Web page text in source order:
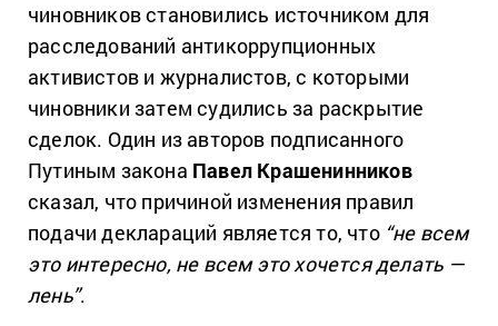
чиновников становились источником для
расследований антикоррупционных
активистов и журналистов, с которыми
чиновники затем судились за раскрытие
сделок. Один из авторов подписанного
Путиным закона Павел Крашенинников
сказал, что причиной изменения правил
подачи деклараций является то, что “не всем
это интересно, не всем это хочется делать —
лень”.